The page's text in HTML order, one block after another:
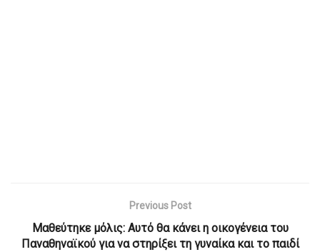
Previous Post
Μαθεύτηκε μόλις: Αυτό θα κάνει η οικογένεια του
Παναθηναϊκού για να στηρίξει τη γυναίκα και το παιδί